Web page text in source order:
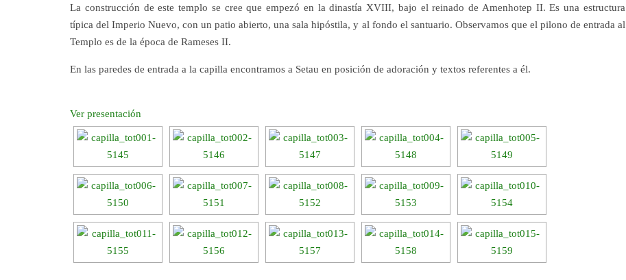
La construcción de este templo se cree que empezó en la dinastía XVIII, bajo el reinado de Amenhotep II. Es una estructura
típica del Imperio Nuevo, con un patio abierto, una sala hipóstila, y al fondo el santuario. Observamos que el pilono de entrada al
Templo es de la época de Rameses II.
En las paredes de entrada a la capilla encontramos a Setau en posición de adoración y textos referentes a él.
Ver presentación